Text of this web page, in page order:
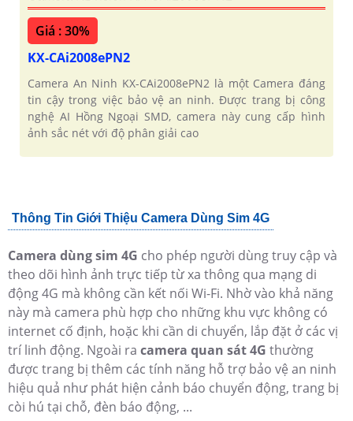
Giá : 30%
KX-CAi2008ePN2
Camera An Ninh KX-CAi2008ePN2 là một Camera đáng
tin cậy trong việc bảo vệ an ninh. Được trang bị công
nghệ AI Hồng Ngoại SMD, camera này cung cấp hình
ảnh sắc nét với độ phân giải cao
Thông Tin Giới Thiệu Camera Dùng Sim 4G
Camera dùng sim 4G cho phép người dùng truy cập và
theo dõi hình ảnh trực tiếp từ xa thông qua mạng di
động 4G mà không cần kết nối Wi-Fi. Nhờ vào khả năng
này mà camera phù hợp cho những khu vực không có
internet cố định, hoặc khi cần di chuyển, lắp đặt ở các vị
trí linh động. Ngoài ra camera quan sát 4G thường
được trang bị thêm các tính năng hỗ trợ bảo vệ an ninh
hiệu quả như phát hiện cảnh báo chuyển động, trang bị
còi hú tại chỗ, đèn báo động, ...